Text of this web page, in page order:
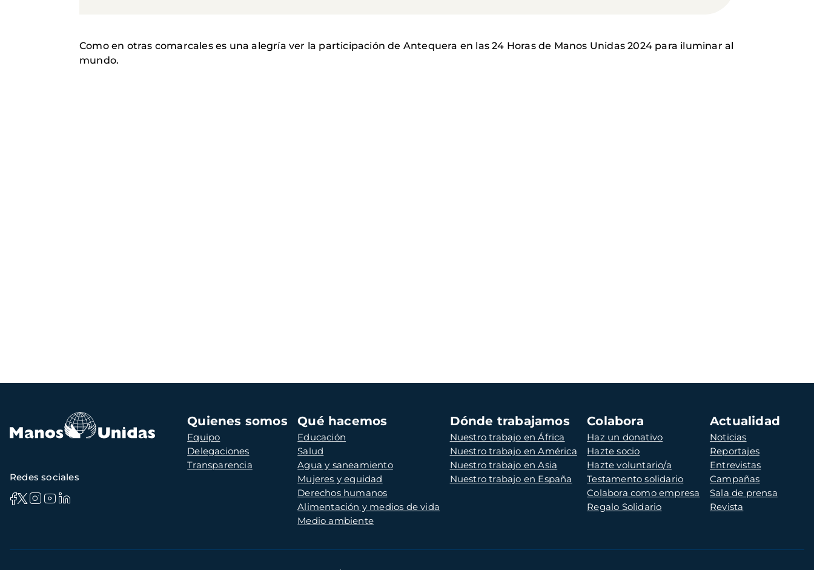
Como en otras comarcales es una alegría ver la participación de Antequera en las 24 Horas de Manos Unidas 2024 para iluminar al
mundo.
Navegación
principal
Quienes somos
Equipo
Delegaciones
Transparencia
Qué hacemos
Educación
Salud
Agua y saneamiento
Mujeres y equidad
Derechos humanos
Alimentación y medios de vida
Medio ambiente
Dónde trabajamos
Nuestro trabajo en África
Nuestro trabajo en América
Nuestro trabajo en Asia
Nuestro trabajo en España
Colabora
Haz un donativo
Hazte socio
Hazte voluntario/a
Testamento solidario
Colabora como empresa
Regalo Solidario
Actualidad
Noticias
Reportajes
Entrevistas
Campañas
Sala de prensa
Revista
Redes sociales